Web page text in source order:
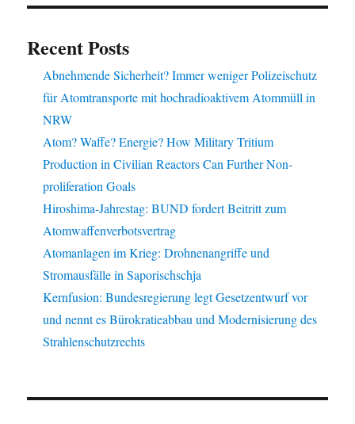
Recent Posts
Abnehmende Sicherheit? Immer weniger Polizeischutz
für Atomtransporte mit hochradioaktivem Atommüll in
NRW
Atom? Waffe? Energie? How Military Tritium
Production in Civilian Reactors Can Further Non-
proliferation Goals
Hiroshima-Jahrestag: BUND fordert Beitritt zum
Atomwaffenverbotsvertrag
Atomanlagen im Krieg: Drohnenangriffe und
Stromausfälle in Saporischschja
Kernfusion: Bundesregierung legt Gesetzentwurf vor
und nennt es Bürokratieabbau und Modernisierung des
Strahlenschutzrechts